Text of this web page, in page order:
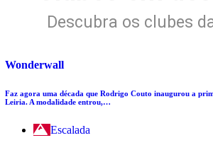
Descubra os clubes
Wonderwall
Faz agora uma década que Rodrigo Couto inaugurou a
Leiria. A modalidade entrou,…
Escalada